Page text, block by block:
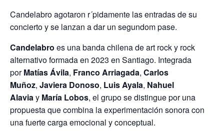
at
s
A
p
p
e
b
o
o
k
itt
er
ai
l
Candelabro agotaron r´pidamente las entradas de su
concierto y se lanzan a dar un segundom pase.
Candelabro es una banda chilena de art rock y rock
alternativo formada en 2023 en Santiago. Integrada
porMatías Ávila, Franco Arriagada, Carlos
Muñoz, Javiera Donoso, Luis Ayala, Nahuel
Alavia y María Lobos, el grupo se distingue por una
propuesta que combina la experimentación sonora con
una fuerte carga emocional y conceptual.